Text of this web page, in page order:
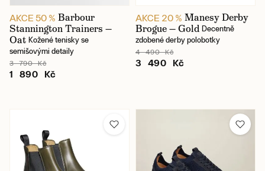
AKCE 50 % Barbour
Stannington Trainers —
Oat Kožené tenisky se
semišovými detaily
3 790 Kč
1 890 Kč
AKCE 20 % Manesy Derby
Brogue — Gold Decentně
zdobené derby polobotky
4 490 Kč
3 490 Kč